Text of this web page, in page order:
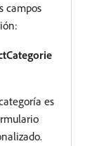
campos
es